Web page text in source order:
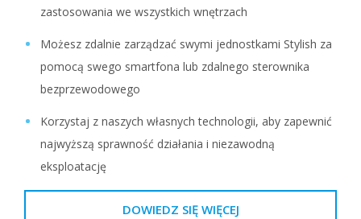
zastosowania we wszystkich wnętrzach
Możesz zdalnie zarządzać swymi jednostkami Stylish za
pomocą swego smartfona lub zdalnego sterownika
bezprzewodowego
Korzystaj z naszych własnych technologii, aby zapewnić
najwyższą sprawność działania i niezawodną
eksploatację
DOWIEDZ SIĘ WIĘCEJ